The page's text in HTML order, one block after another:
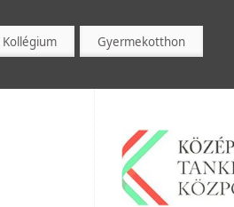
Kollégium
Gyermekotthon